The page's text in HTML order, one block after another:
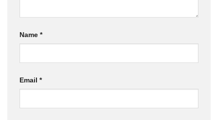
Name *
Email *